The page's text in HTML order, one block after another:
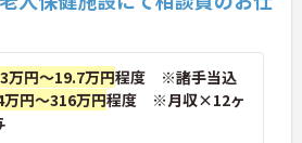
万円～19.7万円程度 ※諸手当込
万円～316万円程度 ※月収×12ヶ